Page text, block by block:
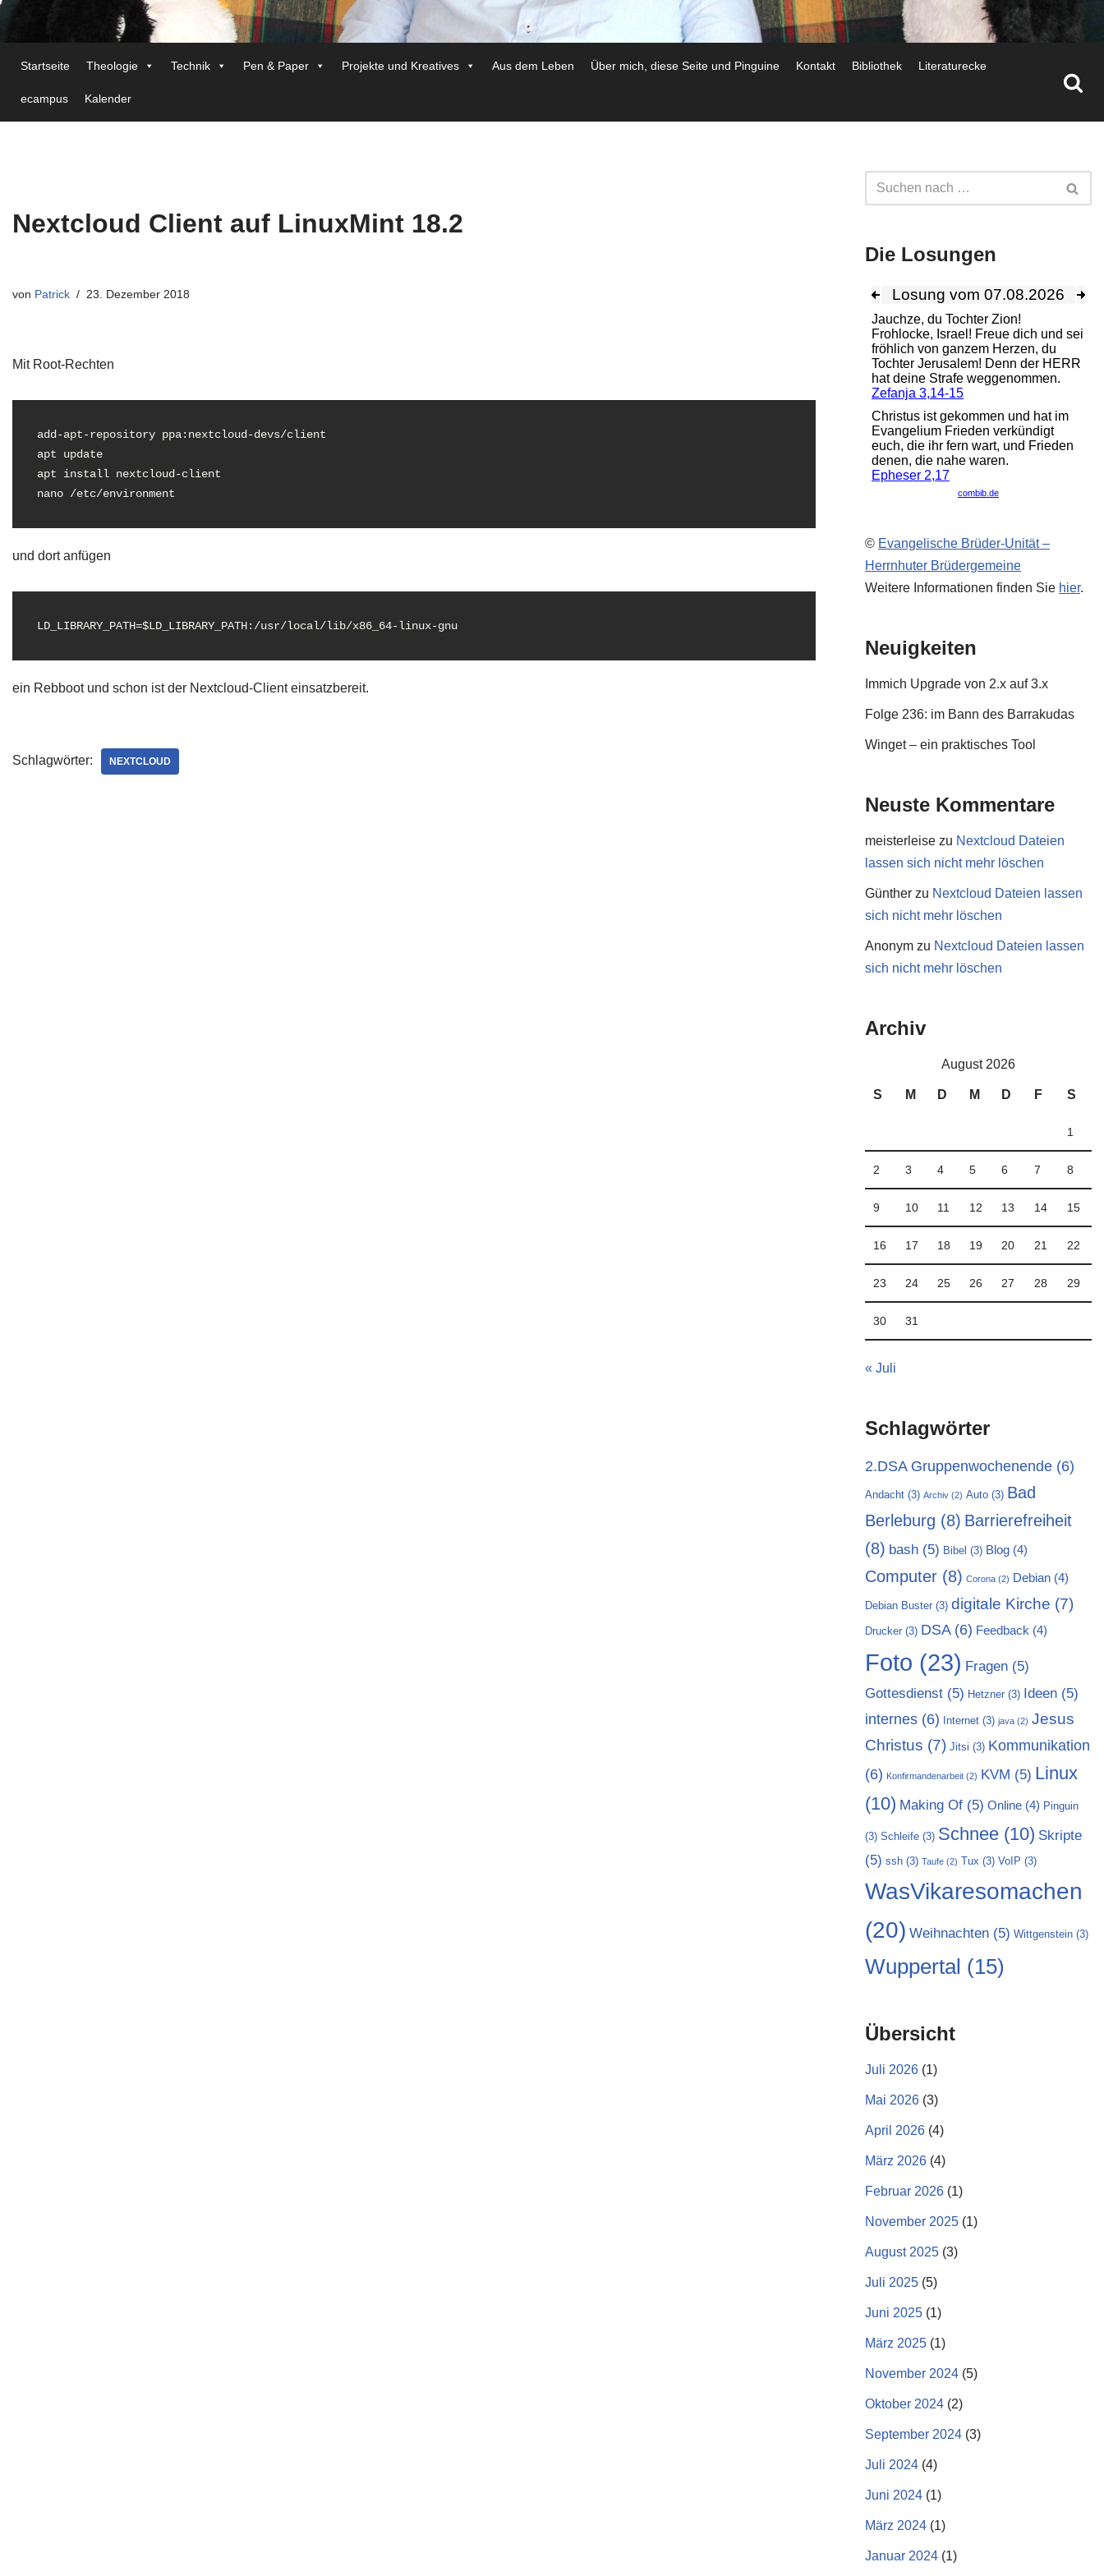
Startseite Theologie Technik Pen & Paper Projekte und Kreatives Aus dem Leben Über mich, diese Seite und Pinguine Kontakt Bibliothek Literaturecke
ecampus Kalender
Nextcloud Client auf LinuxMint 18.2
von Patrick 23. Dezember 2018
Mit Root-Rechten
add-apt-repository ppa:nextcloud-devs/client
apt update
apt install nextcloud-client
nano /etc/environment
und dort anfügen
LD_LIBRARY_PATH=$LD_LIBRARY_PATH:/usr/local/lib/x86_64-linux-gnu
ein Rebboot und schon ist der Nextcloud-Client einsatzbereit.
Schlagwörter: NEXTCLOUD
Die Losungen
© Evangelische Brüder-Unität –
Herrnhuter Brüdergemeine
Weitere Informationen finden Sie hier.
Neuigkeiten
Immich Upgrade von 2.x auf 3.x
Folge 236: im Bann des Barrakudas
Winget – ein praktisches Tool
Neuste Kommentare
meisterleise zu Nextcloud Dateien
lassen sich nicht mehr löschen
Günther zu Nextcloud Dateien lassen
sich nicht mehr löschen
Anonym zu Nextcloud Dateien lassen
sich nicht mehr löschen
Archiv
August 2026
S M D M D F S
1
2 3 4 5 6 7 8
9 10 11 12 13 14 15
16 17 18 19 20 21 22
23 24 25 26 27 28 29
30 31
« Juli
Schlagwörter
2.DSA Gruppenwochenende (6)
Andacht (3) Archiv (2) Auto (3) Bad
Berleburg (8) Barrierefreiheit
(8) bash (5) Bibel (3) Blog (4)
Computer (8) Corona (2) Debian (4)
Debian Buster (3) digitale Kirche (7)
Drucker (3) DSA(6) Feedback (4)
Foto (23) Fragen (5)
Gottesdienst (5) Hetzner (3) Ideen (5)
internes (6) Internet (3) java (2) Jesus
Christus (7) Jitsi (3) Kommunikation
(6) Konfirmandenarbeit (2) KVM (5) Linux
(10) Making Of (5) Online (4) Pinguin
(3) Schleife (3) Schnee (10) Skripte
(5) ssh (3) Taufe (2) Tux (3) VoIP (3)
WasVikaresomachen
(20) Weihnachten (5) Wittgenstein (3)
Wuppertal (15)
Übersicht
Juli 2026 (1)
Mai 2026 (3)
April 2026 (4)
März 2026 (4)
Februar 2026 (1)
November 2025 (1)
August 2025 (3)
Juli 2025 (5)
Juni 2025 (1)
März 2025 (1)
November 2024 (5)
Oktober 2024 (2)
September 2024 (3)
Juli 2024 (4)
Juni 2024 (1)
März 2024 (1)
Januar 2024 (1)